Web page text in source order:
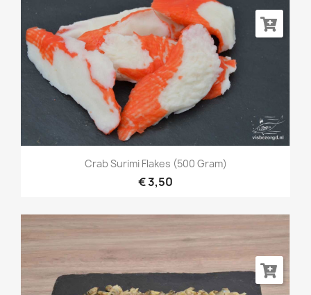
Crab Surimi Flakes (500 Gram)
€ 3,50